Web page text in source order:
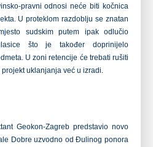
pravni odnosi neće biti kočnica
U proteklom razdoblju se znatan
sudskim putem ipak odlučio
što je također doprinijelo
U zoni retencije će trebati rušiti
uklanjanja već u izradi.
Geokon-Zagreb predstavio novo
Dobre uzvodno od Đulinog ponora